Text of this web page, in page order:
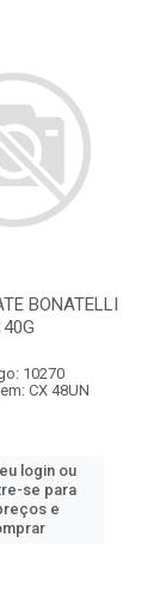
BONATELLI
10270
CX 48UN
login ou
se para
e